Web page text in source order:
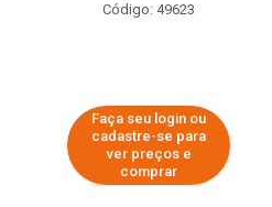
Código: 49623
Faça seu login ou
cadastre-se para
ver preços e
comprar